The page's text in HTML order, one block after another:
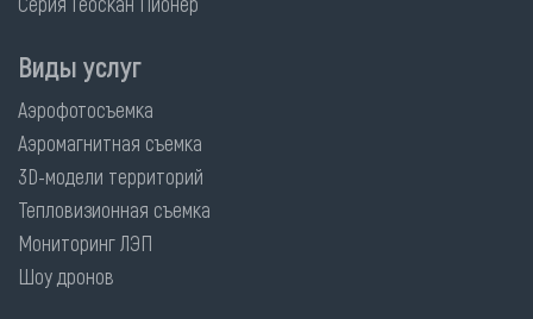
Виды услуг
Аэрофотосъемка
Аэромагнитная съемка
3D-модели территорий
Тепловизионная съемка
Мониторинг ЛЭП
Шоу дронов